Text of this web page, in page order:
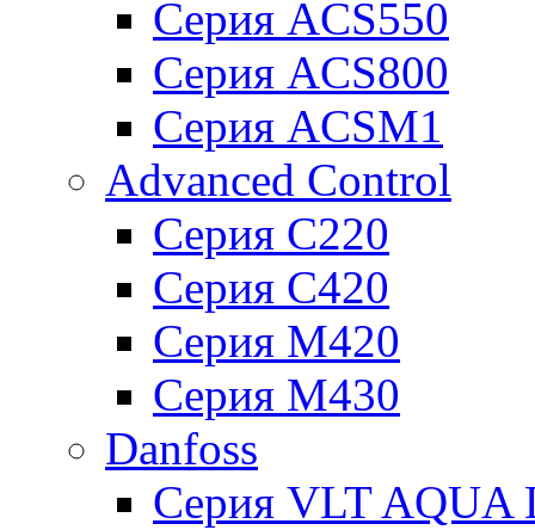
Серия ACS550
Серия ACS800
Серия ACSM1
Advanced Control
Серия C220
Серия C420
Серия M420
Серия M430
Danfoss
Серия VLT AQUA